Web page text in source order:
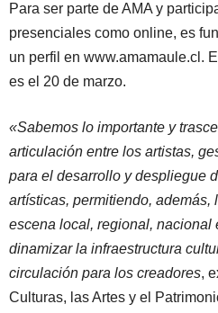
Para ser parte de AMA y
presenciales como online, es
un perfil en www.amamaule.cl.
es el 20 de marzo.
«Sabemos lo importante y
articulación entre los artistas,
para el desarrollo y despliegue
artísticas, permitiendo,
escena local, regional, nacional
dinamizar la infraestructura
circulación para los creadores,
Culturas, las Artes y el